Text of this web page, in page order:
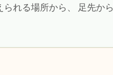
れる場所から、 足先から